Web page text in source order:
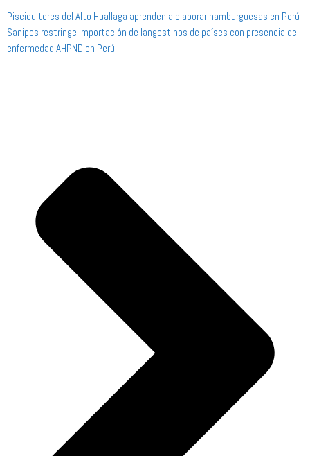
Piscicultores del Alto Huallaga aprenden a elaborar hamburguesas en Perú
Sanipes restringe importación de langostinos de países con presencia de
enfermedad AHPND en Perú